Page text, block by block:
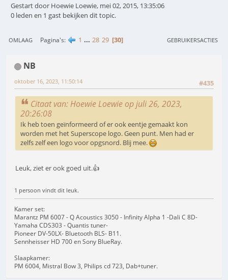
Gestart door Hoewie Loewie, mei 02, 2015, 13:35:06
0 leden en 1 gast bekijken dit topic.
OMLAAG Pagina's 1 ... 28 29 30 GEBRUIKERSACTIES
NB
#435
oktober 16, 2023, 11:50:14
Citaat van: Hoewie Loewie op juli 26, 2023,
20:26:08
Ik heb toen geïnformeerd of er ook eentje gemaakt kon
worden met het Superscope logo. Geen punt. Men had er
zelfs zelf een logo voor opgsnord. Blij mee.
Leuk, ziet er ook goed uit.👍
1 persoon vindt dit leuk.
Kamer set:
Marantz PM 6007 - Q Acoustics 3050 - Infinity Alpha 1 -Dali C 8D-
Yamaha CDS303 - Quantis tuner-
Pioneer DV-50LX- Bluetooth BLS- B11.
Sennheisser HD 700 en Sony BlueRay.
Slaapkamer:
PM 6004, Mistral Bow 3, Philips cd 723, Dab+tuner.